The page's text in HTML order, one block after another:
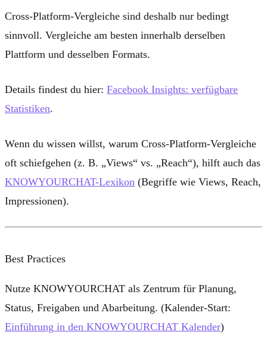
Cross-Platform-Vergleiche sind deshalb nur bedingt
sinnvoll. Vergleiche am besten innerhalb derselben
Plattform und desselben Formats.
Details findest du hier: Facebook Insights: verfügbare
Statistiken.
Wenn du wissen willst, warum Cross-Platform-Vergleiche
oft schiefgehen (z. B. „Views“ vs. „Reach“), hilft auch das
KNOWYOURCHAT-Lexikon (Begriffe wie Views, Reach,
Impressionen).
Best Practices
Nutze KNOWYOURCHAT als Zentrum für Planung,
Status, Freigaben und Abarbeitung. (Kalender-Start:
Einführung in den KNOWYOURCHAT Kalender)